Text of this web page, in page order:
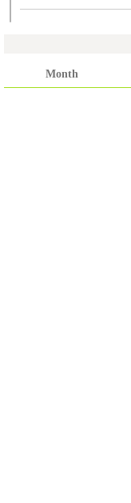
کا فیصلہ ہے :
Month